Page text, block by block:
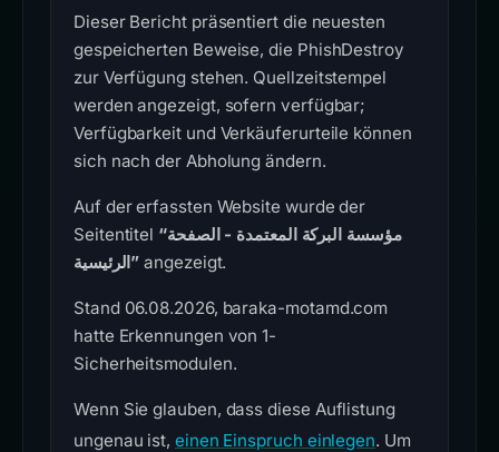
Dieser Bericht präsentiert die neuesten
gespeicherten Beweise, die PhishDestroy
zur Verfügung stehen. Quellzeitstempel
werden angezeigt, sofern verfügbar;
Verfügbarkeit und Verkäuferurteile können
sich nach der Abholung ändern.
Auf der erfassten Website wurde der
Seitentitel “مؤسسة البركة المعتمدة - الصفحة
الرئيسية” angezeigt.
Stand 06.08.2026, baraka-motamd.com
hatte Erkennungen von 1-
Sicherheitsmodulen.
Wenn Sie glauben, dass diese Auflistung
ungenau ist, einen Einspruch einlegen. Um